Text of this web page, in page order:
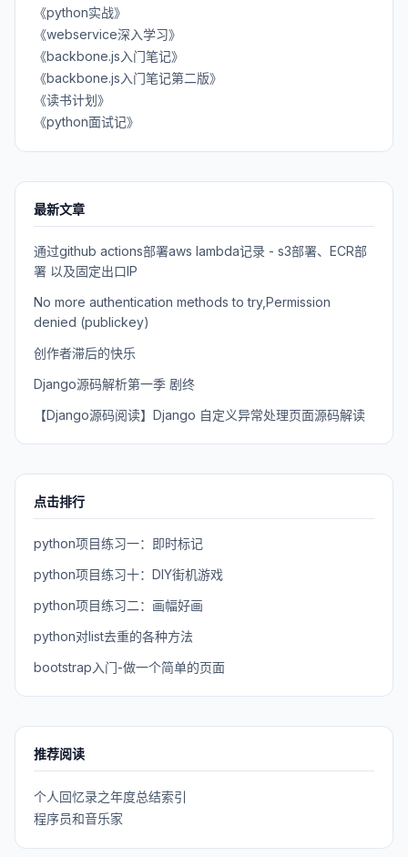
《python实战》
《webservice深入学习》
《backbone.js入门笔记》
《backbone.js入门笔记第二版》
《读书计划》
《python面试记》
最新文章
通过github actions部署aws lambda记录 - s3部署、ECR部
署 以及固定出口IP
No more authentication methods to try,Permission
denied (publickey)
创作者滞后的快乐
Django源码解析第一季 剧终
【Django源码阅读】Django 自定义异常处理页面源码解读
点击排行
python项目练习一：即时标记
python项目练习十：DIY街机游戏
python项目练习二：画幅好画
python对list去重的各种方法
bootstrap入门-做一个简单的页面
推荐阅读
个人回忆录之年度总结索引
程序员和音乐家